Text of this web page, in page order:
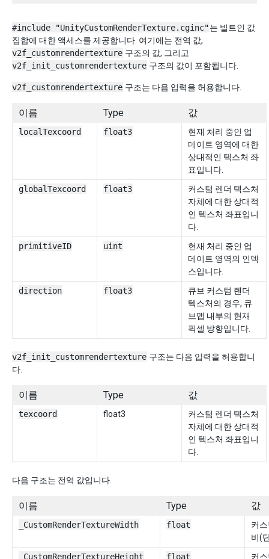
#include "UnityCustomRenderTexture.cginc"는 빌트인 값
집합에 대한 액세스를 제공합니다. 여기에는 전역 값,
v2f_customrendertexture 구조의 값, 그리고
v2f_init_customrendertexture 구조의 값이 포함됩니다.
v2f_customrendertexture 구조는 다음 입력을 허용합니다.
이름 Type 값
localTexcoord float3
현재 처리 중인 업
데이트 영역에 대한
상대적인 텍스처 좌
표입니다.
globalTexcoord
float3
커스텀 렌더 텍스처
자체에 대한 상대적
인 텍스처 좌표입니
다.
primitiveID
uint
현재 처리 중인 업
데이트 영역의 인덱
스입니다.
direction
float3
큐브 커스텀 렌더
텍스처의 경우, 큐
브맵 내부의 현재
픽셀 방향입니다.
v2f_init_customrendertexture 구조는 다음 입력을 허용합니
다.
이름 Type 값
texcoord float3
커스텀 렌더 텍스처
자체에 대한 상대적
인 텍스처 좌표입니
다.
다음 구조는 전역 값입니다.
이름 Type 값
_CustomRenderTextureWidth float
커
비(
_CustomRenderTextureHeight
float
커